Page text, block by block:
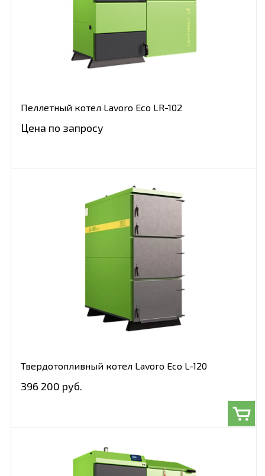
Пеллетный котел Lavoro Eco LR-102
Цена по запросу
Твердотопливный котел Lavoro Eco L-120
396 200 руб.